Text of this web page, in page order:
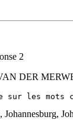
2
DER
sur les mots